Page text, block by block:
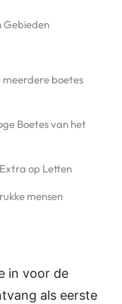
Gebieden
boetes
Boetes van het
op Letten
mensen
in voor de
als eerste